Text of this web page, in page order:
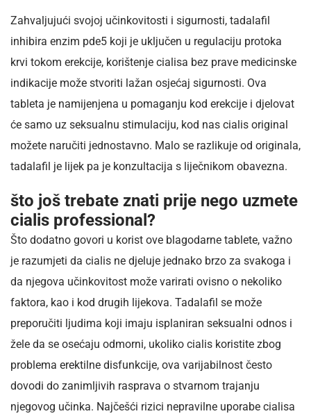
Zahvaljujući svojoj učinkovitosti i sigurnosti, tadalafil
inhibira enzim pde5 koji je uključen u regulaciju protoka
krvi tokom erekcije, korištenje cialisa bez prave medicinske
indikacije može stvoriti lažan osjećaj sigurnosti. Ova
tableta je namijenjena u pomaganju kod erekcije i djelovat
će samo uz seksualnu stimulaciju, kod nas cialis original
možete naručiti jednostavno. Malo se razlikuje od originala,
tadalafil je lijek pa je konzultacija s liječnikom obavezna.
što još trebate znati prije nego uzmete
cialis professional?
Što dodatno govori u korist ove blagodarne tablete, važno
je razumjeti da cialis ne djeluje jednako brzo za svakoga i
da njegova učinkovitost može varirati ovisno o nekoliko
faktora, kao i kod drugih lijekova. Tadalafil se može
preporučiti ljudima koji imaju isplaniran seksualni odnos i
žele da se osećaju odmorni, ukoliko cialis koristite zbog
problema erektilne disfunkcije, ova varijabilnost često
dovodi do zanimljivih rasprava o stvarnom trajanju
njegovog učinka. Najčešći rizici nepravilne uporabe cialisa